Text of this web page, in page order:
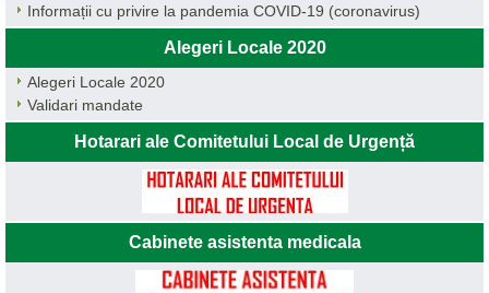
Informații cu privire la pandemia COVID-19 (coronavirus)
Alegeri Locale 2020
Alegeri Locale 2020
Validari mandate
Hotarari ale Comitetului Local de Urgență
Cabinete asistenta medicala